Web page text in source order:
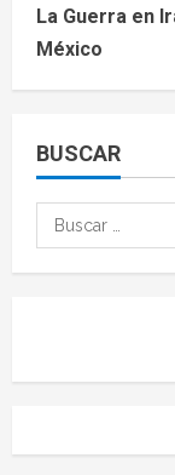
La Guerra en
México
BUSCAR